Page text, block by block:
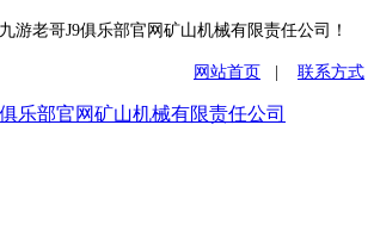
游老哥J9俱乐部官网矿山机械有限责任公司！
网站首页 联系方式